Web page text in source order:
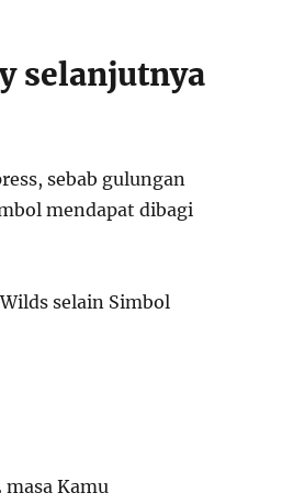
selanjutnya
sebab gulungan
mendapat dibagi
selain Simbol
Kamu